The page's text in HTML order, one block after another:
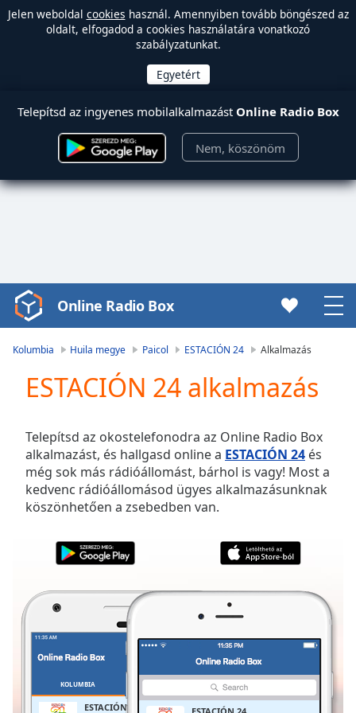
Jelen weboldal cookies használ. Amennyiben tovább böngészed az
oldalt, elfogadod a cookies használatára vonatkozó
szabályzatunkat.
Telepítsd az ingyenes mobilalkalmazást Online Radio Box
Nem, köszönöm
Video
Player
Video
Skip
Backward
Skip
Forward
Mute
Current
Duration-:-
0.00%
Stream
TypeLIVE
Seek to
LIVE
Online Radio Box
Kolumbia Huila megye Paicol ESTACIÓN 24 Alkalmazás
ESTACIÓN 24 alkalmazás
Telepítsd az okostelefonodra az Online Radio Box
alkalmazást, és hallgasd online a ESTACIÓN 24 és
még sok más rádióállomást, bárhol is vagy! Most a
kedvenc rádióállomásod ügyes alkalmazásunknak
köszönhetően a zsebedben van.
KOLUMBIA
ESTACIÓN 24